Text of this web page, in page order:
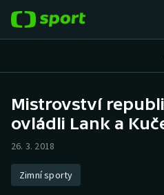
Hokej
Atletika
Mistrovství
ovládli Lank a
26. 3. 2018
Zimní sporty